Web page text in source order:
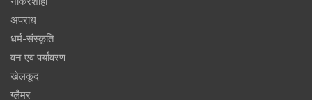
अपराध
धर्म-संस्कृति
वन एवं पर्यावरण
खेलकूद
ग्लैमर